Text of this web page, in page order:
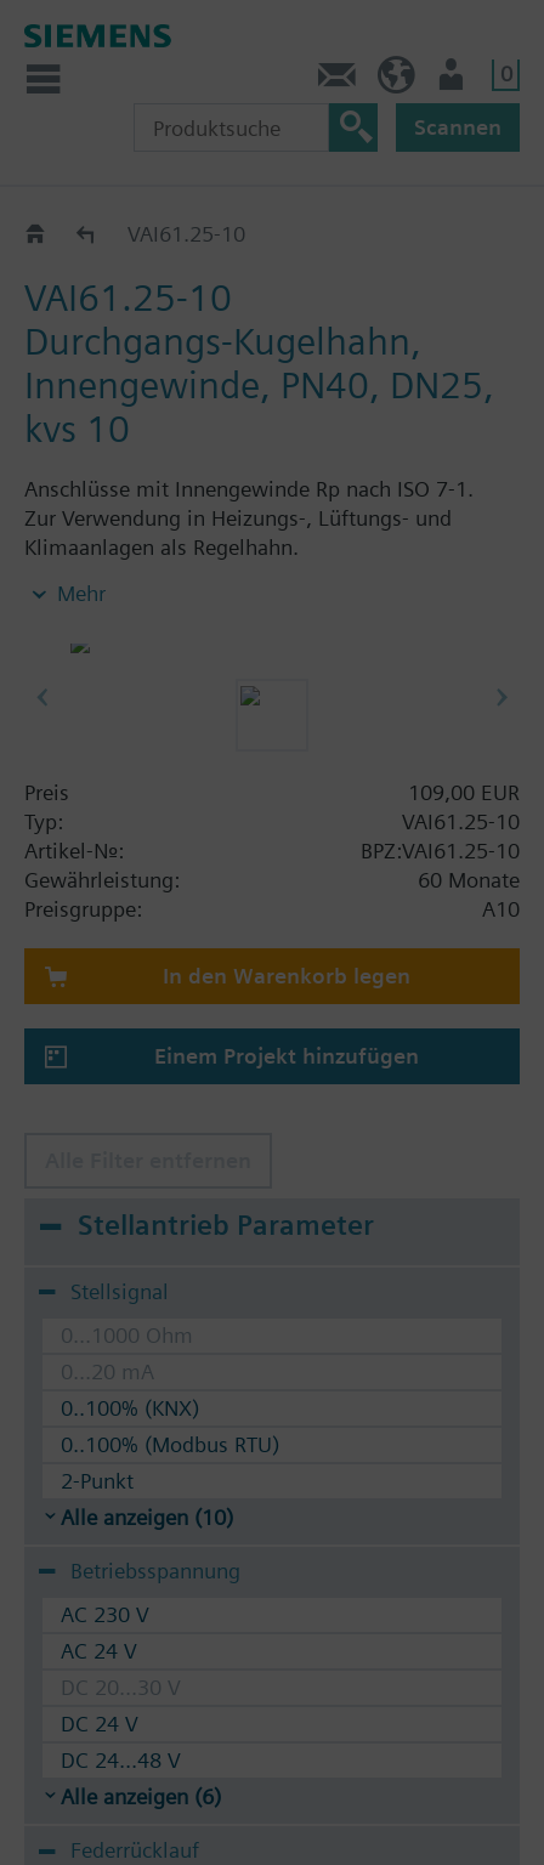
0
Scannen
VAI61..VAI61.25-10
VAI61.25-10
Durchgangs-Kugelhahn,
Innengewinde, PN40, DN25,
kvs 10
Anschlüsse mit Innengewinde Rp nach ISO 7-1.
Zur Verwendung in Heizungs-, Lüftungs- und
Klimaanlagen als Regelhahn.
Mehr
Preis
109,00 EUR
Typ:
VAI61.25-10
Artikel-Nr.:
BPZ:VAI61.25-10
Gewährleistung:
60 Monate
Preisgruppe:
A10
In den Warenkorb legen
Einem Projekt hinzufügen
Stellantrieb Parameter
Stellsignal
0...1000 Ohm
0...20 mA
0..100% (KNX)
0..100% (Modbus RTU)
2-Punkt
Alle anzeigen (10)
Betriebsspannung
AC 230 V
AC 24 V
DC 20...30 V
DC 24 V
DC 24...48 V
Alle anzeigen (6)
Federrücklauf